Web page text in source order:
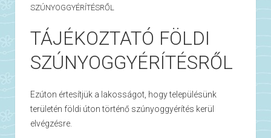
SZÚNYOGGYÉRÍTÉSRŐL
TÁJÉKOZTATÓ FÖLDI
SZÚNYOGGYÉRÍTÉSRŐL
Ezúton értesítjük a lakosságot, hogy településünk
területén földi úton történő szúnyoggyérítés kerül
elvégzésre.